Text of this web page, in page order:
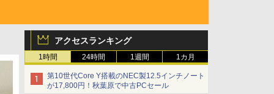
アクセスランキング
1時間 24時間 1週間 1カ月
第10世代Core Y搭載のNEC製12.5インチノート
が17,800円！秋葉原で中古PCセール